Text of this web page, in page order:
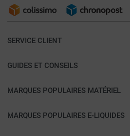
SERVICE CLIENT
GUIDES ET CONSEILS
MARQUES POPULAIRES MATÉRIEL
MARQUES POPULAIRES E-LIQUIDES